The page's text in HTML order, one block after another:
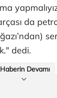
da
dedi.
Haberin Devamı